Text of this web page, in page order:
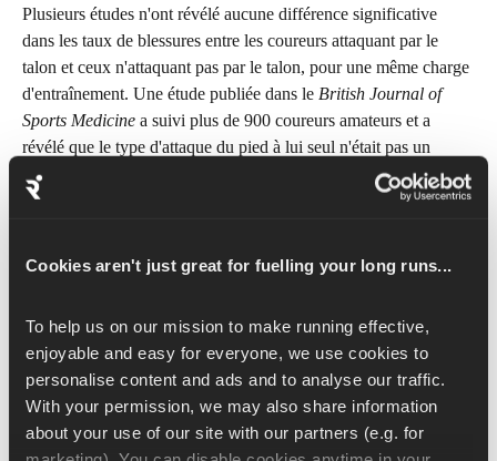
Cookies aren't just great for fuelling your long runs...
To help us on our mission to make running effective,
enjoyable and easy for everyone, we use cookies to
personalise content and ads and to analyse our traffic.
With your permission, we may also share information
about your use of our site with our partners (e.g. for
Plusieurs études n'ont révélé aucune différence significative
dans les taux de blessures entre les coureurs attaquant par le
talon et ceux n'attaquant pas par le talon, pour une même charge
d'entraînement. Une étude publiée dans le British Journal of
Sports Medicine a suivi plus de 900 coureurs amateurs et a
révélé que le type d'attaque du pied à lui seul n'était pas un
facteur prédictif fiable de blessure.
rapidité d'augmentation du kilométrage. Les fondamentaux. Pas
Il n'existe pas de technique de course universellement
correcte. L'attaque du pied est en partie biomécanique, en
partie liée à l'habitude, et dépend en partie de l'allure, du terrain
et de la fatigue. Une attaque talon naturelle n'est pas un défaut à